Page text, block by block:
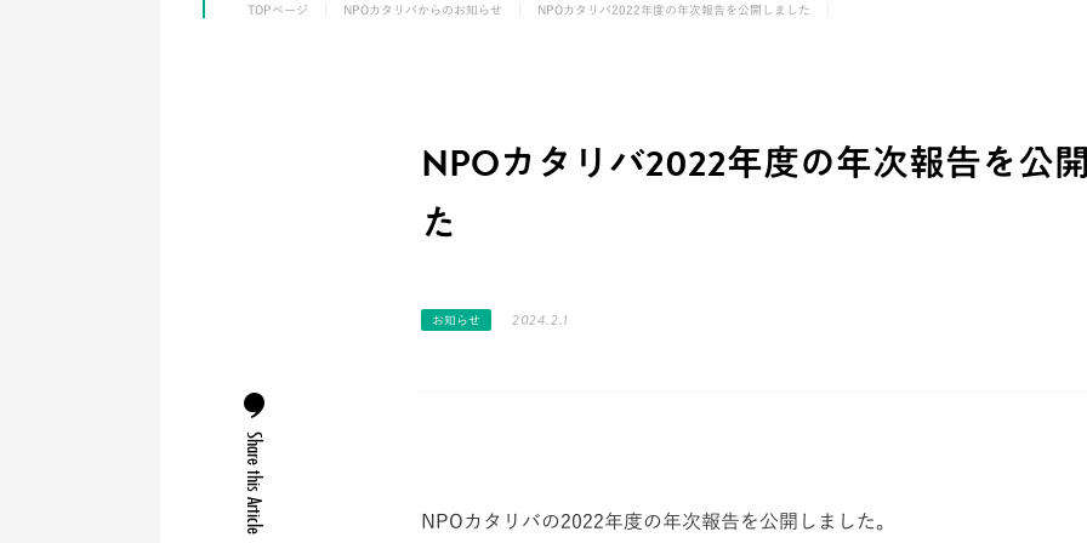
TOPページ NPOカタリバからのお知らせ NPOカタリバ2022年度の年次報告を公開しました
NPOカタリバ2022年度の年次報告を公
た
お知らせ 2024.2.1
Share this Article NPOカタリバの2022年度の年次報告を公開しました。